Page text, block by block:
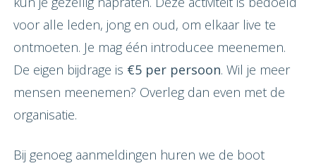
voor alle leden, jong en oud, om elkaar live te
ontmoeten. Je mag één introducee meenemen.
De eigen bijdrage is €5 per persoon. Wil je meer
mensen meenemen? Overleg dan even met de
organisatie.
Bij genoeg aanmeldingen huren we de boot